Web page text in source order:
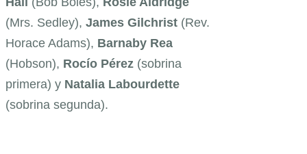
(Mrs. Sedley), James Gilchrist (Rev.
Horace Adams), Barnaby Rea
(Hobson), Rocío Pérez (sobrina
primera) y Natalia Labourdette
(sobrina segunda).